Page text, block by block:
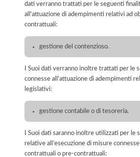
dati verranno trattati per le seguenti
all'attuazione di adempimenti relativi ad
contrattuali:
gestione del contenzioso.
I Suoi dati verranno inoltre trattati per le
connesse all'attuazione di adempimenti
legislativi:
gestione contabile o di tesoreria.
I Suoi dati saranno inoltre utilizzati per le
relative all’esecuzione di misure
contrattuali o pre-contrattuali: